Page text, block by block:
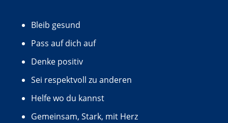
Bleib gesund
Pass auf dich auf
Denke positiv
Sei respektvoll zu anderen
Helfe wo du kannst
Gemeinsam, Stark, mit Herz